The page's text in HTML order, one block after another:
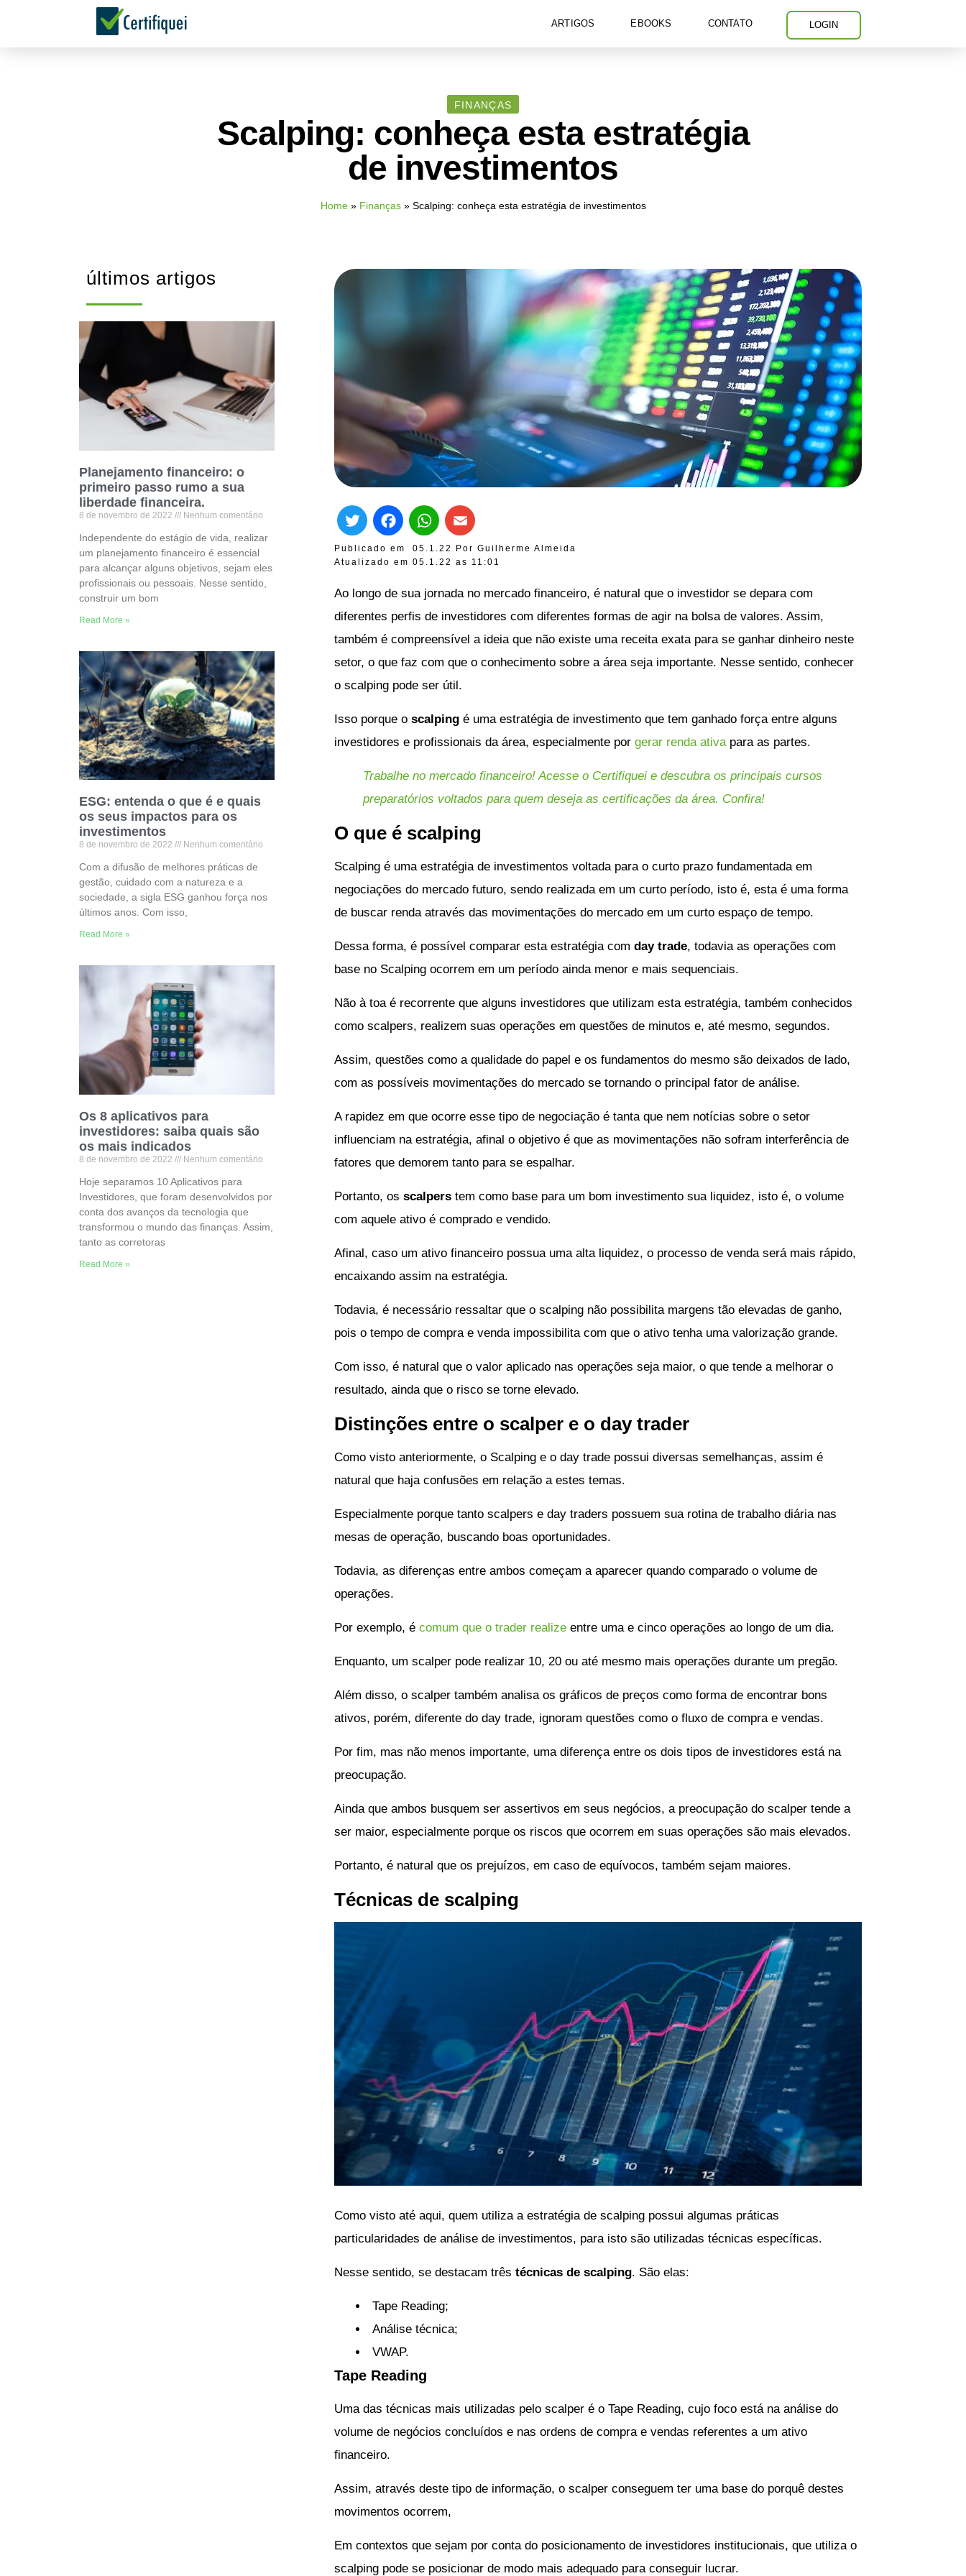
ARTIGOS EBOOKS CONTATO LOGIN
FINANÇAS
Scalping: conheça esta estratégia
de investimentos
Home» Finanças» Scalping: conheça esta estratégia de investimentos
últimos artigos
Planejamento financeiro: o
primeiro passo rumo a sua
liberdade financeira.
8 de novembro de 2022 Nenhum comentário
Independente do estágio de vida, realizar
um planejamento financeiro é essencial
para alcançar alguns objetivos, sejam eles
profissionais ou pessoais. Nesse sentido,
construir um bom
Read More »
ESG: entenda o que é e quais
os seus impactos para os
investimentos
8 de novembro de 2022 Nenhum comentário
Com a difusão de melhores práticas de
gestão, cuidado com a natureza e a
sociedade, a sigla ESG ganhou força nos
últimos anos. Com isso,
Read More »
Os 8 aplicativos para
investidores: saiba quais são
os mais indicados
8 de novembro de 2022 Nenhum comentário
Hoje separamos 10 Aplicativos para
Investidores, que foram desenvolvidos por
conta dos avanços da tecnologia que
transformou o mundo das finanças. Assim,
tanto as corretoras
Read More »
Publicado em 05.1.22 Por Guilherme Almeida
Atualizado em 05.1.22 as 11:01
TwitterFacebook
WhatsApp
Ao longo de sua jornada no mercado financeiro, é natural que o investidor se depara com
diferentes perfis de investidores com diferentes formas de agir na bolsa de valores. Assim,
também é compreensível a ideia que não existe uma receita exata para se ganhar dinheiro neste
setor, o que faz com que o conhecimento sobre a área seja importante. Nesse sentido, conhecer
o scalping pode ser útil.
Isso porque o scalping é uma estratégia de investimento que tem ganhado força entre alguns
investidores e profissionais da área, especialmente por gerar renda ativapara as partes.
Trabalhe no mercado financeiro! Acesse o Certifiquei e descubra os principais cursos
preparatórios voltados para quem deseja as certificações da área. Confira!
O que é scalping
Scalping é uma estratégia de investimentos voltada para o curto prazo fundamentada em
negociações do mercado futuro, sendo realizada em um curto período, isto é, esta é uma forma
de buscar renda através das movimentações do mercado em um curto espaço de tempo.
Dessa forma, é possível comparar esta estratégia com day trade, todavia as operações com
base no Scalping ocorrem em um período ainda menor e mais sequenciais.
Não à toa é recorrente que alguns investidores que utilizam esta estratégia, também conhecidos
como scalpers, realizem suas operações em questões de minutos e, até mesmo, segundos.
Assim, questões como a qualidade do papel e os fundamentos do mesmo são deixados de lado,
com as possíveis movimentações do mercado se tornando o principal fator de análise.
A rapidez em que ocorre esse tipo de negociação é tanta que nem notícias sobre o setor
influenciam na estratégia, afinal o objetivo é que as movimentações não sofram interferência de
fatores que demorem tanto para se espalhar.
Portanto, os scalpers tem como base para um bom investimento sua liquidez, isto é, o volume
com aquele ativo é comprado e vendido.
Afinal, caso um ativo financeiro possua uma alta liquidez, o processo de venda será mais rápido,
encaixando assim na estratégia.
Todavia, é necessário ressaltar que o scalping não possibilita margens tão elevadas de ganho,
pois o tempo de compra e venda impossibilita com que o ativo tenha uma valorização grande.
Com isso, é natural que o valor aplicado nas operações seja maior, o que tende a melhorar o
resultado, ainda que o risco se torne elevado.
Distinções entre o scalper e o day trader
Como visto anteriormente, o Scalping e o day trade possui diversas semelhanças, assim é
natural que haja confusões em relação a estes temas.
Especialmente porque tanto scalpers e day traders possuem sua rotina de trabalho diária nas
mesas de operação, buscando boas oportunidades.
Todavia, as diferenças entre ambos começam a aparecer quando comparado o volume de
operações.
Por exemplo, é comum que o trader realize entre uma e cinco operações ao longo de um dia.
Enquanto, um scalper pode realizar 10, 20 ou até mesmo mais operações durante um pregão.
Além disso, o scalper também analisa os gráficos de preços como forma de encontrar bons
ativos, porém, diferente do day trade, ignoram questões como o fluxo de compra e vendas.
Por fim, mas não menos importante, uma diferença entre os dois tipos de investidores está na
preocupação.
Ainda que ambos busquem ser assertivos em seus negócios, a preocupação do scalper tende a
ser maior, especialmente porque os riscos que ocorrem em suas operações são mais elevados.
Portanto, é natural que os prejuízos, em caso de equívocos, também sejam maiores.
Técnicas de scalping
Como visto até aqui, quem utiliza a estratégia de scalping possui algumas práticas
particularidades de análise de investimentos, para isto são utilizadas técnicas específicas.
Nesse sentido, se destacam três técnicas de scalping. São elas:
Tape Reading;
Análise técnica;
VWAP.
Tape Reading
Uma das técnicas mais utilizadas pelo scalper é o Tape Reading, cujo foco está na análise do
volume de negócios concluídos e nas ordens de compra e vendas referentes a um ativo
financeiro.
Assim, através deste tipo de informação, o scalper conseguem ter uma base do porquê destes
movimentos ocorrem,
Em contextos que sejam por conta do posicionamento de investidores institucionais, que utiliza o
scalping pode se posicionar de modo mais adequado para conseguir lucrar.